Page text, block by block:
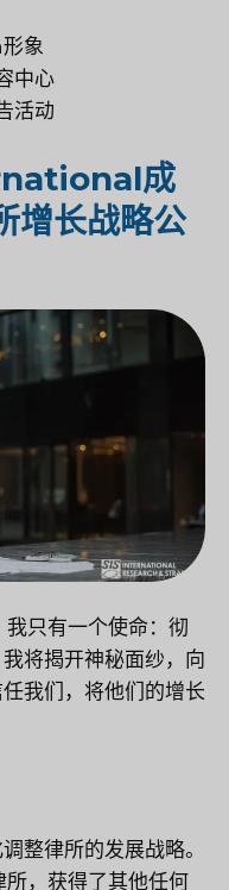
象
中心
活动
成
增长战略公
我只有一个使命：彻
将揭开神秘面纱，向
我们，将他们的增长
整律所的发展战略。
，获得了其他任何